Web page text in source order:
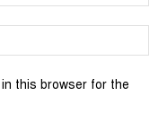
this browser for the